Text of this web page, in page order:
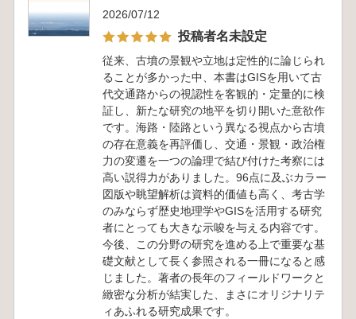
2026/07/12
投稿者名未設定
従来、古墳の景観や立地は定性的に論じられ
ることが多かった中、本書はGISを用いて古
代交通路からの視認性を客観的・定量的に検
証し、新たな研究の地平を切り開いた意欲作
です。海路・陸路という異なる視点から古墳
の存在意義を再評価し、交通・景観・政治権
力の変遷を一つの論理で結び付けた考察には
高い説得力がありました。96点に及ぶカラー
図版や眺望解析は資料的価値も高く、考古学
のみならず歴史地理学やGISを活用する研究
者にとっても大きな示唆を与える内容です。
今後、この分野の研究を進める上で重要な基
礎文献として長く参照される一冊になると感
じました。著者の長年のフィールドワークと
緻密な分析が結実した、まさにオリジナリテ
ィあふれる研究成果です。